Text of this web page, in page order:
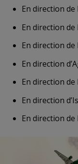
En direction de
En direction de
En direction de
En direction
En direction de
En direction
En direction